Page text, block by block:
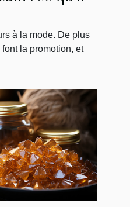
à la mode. De plus
la promotion, et